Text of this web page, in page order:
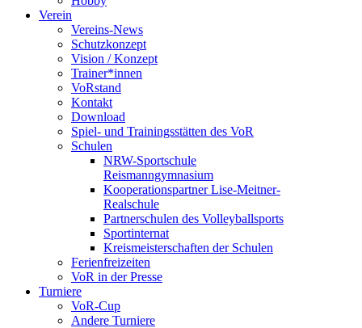
Verein
Vereins-News
Schutzkonzept
Vision / Konzept
Trainer*innen
VoRstand
Kontakt
Download
Spiel- und Trainingsstätten des VoR
Schulen
NRW-Sportschule
Reismanngymnasium
Kooperationspartner Lise-Meitner-
Realschule
Partnerschulen des Volleyballsports
Sportinternat
Kreismeisterschaften der Schulen
Ferienfreizeiten
VoR in der Presse
Turniere
VoR-Cup
Andere Turniere